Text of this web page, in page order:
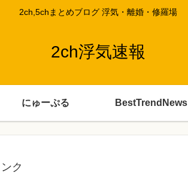
2ch,5chまとめブログ 浮気・離婚・修羅場
2ch浮気速報
にゅーぷる BestTrendNews
ク